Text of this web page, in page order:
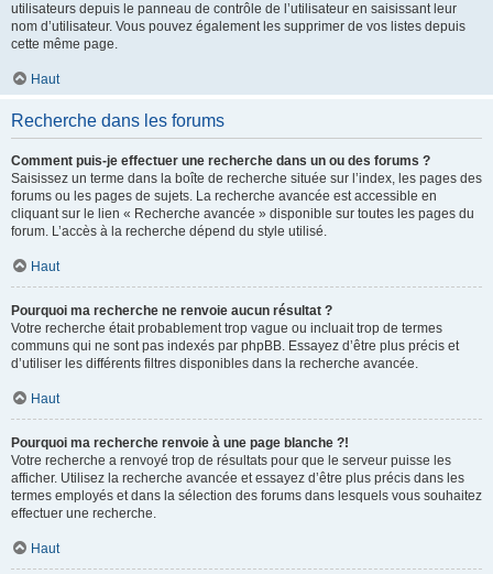
utilisateurs depuis le panneau de contrôle de l’utilisateur en saisissant leur
nom d’utilisateur. Vous pouvez également les supprimer de vos listes depuis
cette même page.
Haut
Recherche dans les forums
Comment puis-je effectuer une recherche dans un ou des forums ?
Saisissez un terme dans la boîte de recherche située sur l’index, les pages des
forums ou les pages de sujets. La recherche avancée est accessible en
cliquant sur le lien « Recherche avancée » disponible sur toutes les pages du
forum. L’accès à la recherche dépend du style utilisé.
Haut
Pourquoi ma recherche ne renvoie aucun résultat ?
Votre recherche était probablement trop vague ou incluait trop de termes
communs qui ne sont pas indexés par phpBB. Essayez d’être plus précis et
d’utiliser les différents filtres disponibles dans la recherche avancée.
Haut
Pourquoi ma recherche renvoie à une page blanche ?!
Votre recherche a renvoyé trop de résultats pour que le serveur puisse les
afficher. Utilisez la recherche avancée et essayez d’être plus précis dans les
termes employés et dans la sélection des forums dans lesquels vous souhaitez
effectuer une recherche.
Haut